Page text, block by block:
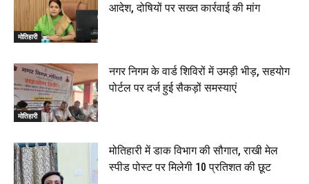
मोतिहारी
आदेश, दोषियों पर सख्त कार्रवाई की मांग
मोतिहारी
नगर निगम के वार्ड शिविरों में उमड़ी भीड़, सहयोग
पोर्टल पर दर्ज हुई सैकड़ों समस्याएं
मोतिहारी में डाक विभाग की सौगात, राखी मेल
स्पीड पोस्ट पर मिलेगी 10 प्रतिशत की छूट